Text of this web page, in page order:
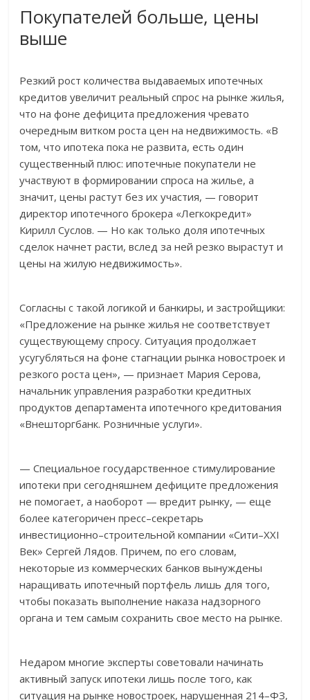
Покупателей больше, цены
выше
Резкий рост количества выдаваемых ипотечных
кредитов увеличит реальный спрос на рынке жилья,
что на фоне дефицита предложения чревато
очередным витком роста цен на недвижимость. «В
том, что ипотека пока не развита, есть один
существенный плюс: ипотечные покупатели не
участвуют в формировании спроса на жилье, а
значит, цены растут без их участия, — говорит
директор ипотечного брокера «Легкокредит»
Кирилл Суслов. — Но как только доля ипотечных
сделок начнет расти, вслед за ней резко вырастут и
цены на жилую недвижимость».
Согласны с такой логикой и банкиры, и застройщики:
«Предложение на рынке жилья не соответствует
существующему спросу. Ситуация продолжает
усугубляться на фоне стагнации рынка новостроек и
резкого роста цен», — признает Мария Серова,
начальник управления разработки кредитных
продуктов департамента ипотечного кредитования
«Внешторгбанк. Розничные услуги».
— Специальное государственное стимулирование
ипотеки при сегодняшнем дефиците предложения
не помогает, а наоборот — вредит рынку, — еще
более категоричен пресс–секретарь
инвестиционно–строительной компании «Сити–XXI
Век» Сергей Лядов. Причем, по его словам,
некоторые из коммерческих банков вынуждены
наращивать ипотечный портфель лишь для того,
чтобы показать выполнение наказа надзорного
органа и тем самым сохранить свое место на рынке.
Недаром многие эксперты советовали начинать
активный запуск ипотеки лишь после того, как
ситуация на рынке новостроек, нарушенная 214–ФЗ,